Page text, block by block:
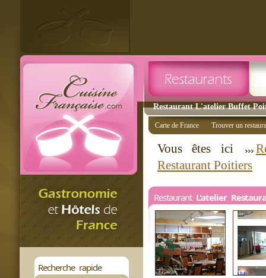
Restaurant L'atelier Buffet
Recherche rapide
Carte de France Trouver un
Vous êtes ici
Restaurant Poitiers
Restaurant L'atelier